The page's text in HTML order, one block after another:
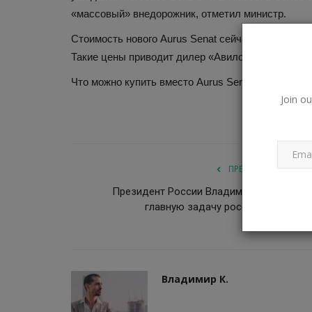
Join
«массовый» внедорожник, отметил министр.
Стоимость нового Aurus Senat сейчас стартует
Такие цены приводит дилер «Авилон».
Что можно купить вместо Aurus Senat за 24
ПРЕДЫДУЩАЯ
Президент России Владимир Путин
главную задачу российской
Владимир К.
583
слова. Слова, которые мы...